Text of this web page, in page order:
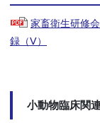
家畜衛生研修
録（Ⅴ）
小動物臨床関